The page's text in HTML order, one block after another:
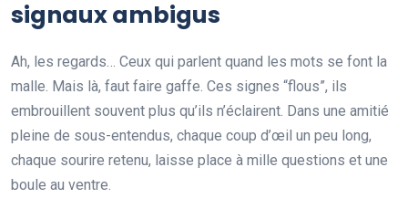
signaux ambigus
Ah, les regards… Ceux qui parlent quand les mots se font la
malle. Mais là, faut faire gaffe. Ces signes “flous”, ils
embrouillent souvent plus qu’ils n’éclairent. Dans une amitié
pleine de sous-entendus, chaque coup d’œil un peu long,
chaque sourire retenu, laisse place à mille questions et une
boule au ventre.